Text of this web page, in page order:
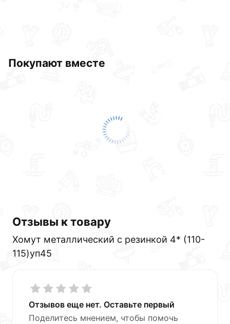
Покупают вместе
Отзывы к товару
Хомут металлический с резинкой 4* (110-
115)уп45
Отзывов еще нет. Оставьте первый
Поделитесь мнением, чтобы помочь